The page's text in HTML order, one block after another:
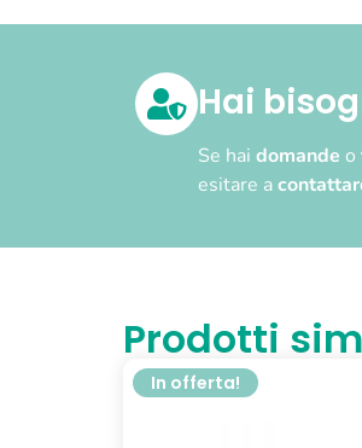
Hai
Se hai domande o
esitare a
Prodotti
In offerta!